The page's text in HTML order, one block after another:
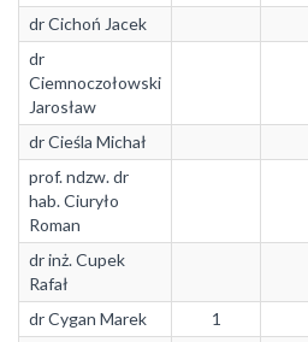
dr Cichoń Jacek
dr
Ciemnoczołowski
Jarosław
dr Cieśla Michał
prof. ndzw. dr
hab. Ciuryło
Roman
dr inż. Cupek
Rafał
dr Cygan Marek
1